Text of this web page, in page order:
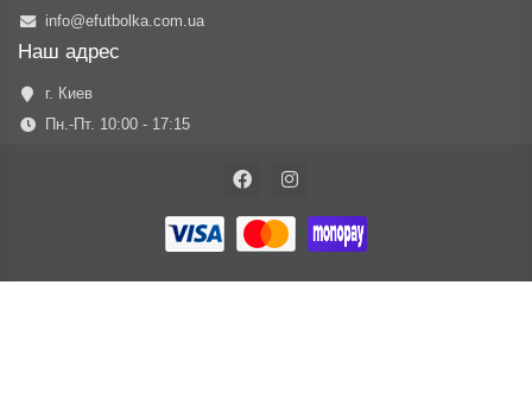
info@efutbolka.com.ua
Наш адрес
г. Киев
Пн.-Пт. 10:00 - 17:15